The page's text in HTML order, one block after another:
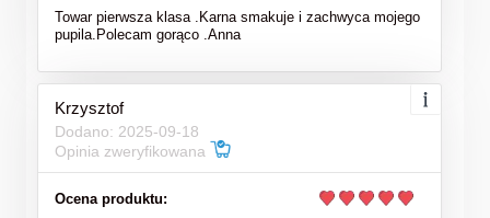
Towar pierwsza klasa .Karna smakuje i zachwyca mojego
pupila.Polecam gorąco .Anna
Krzysztof
Dodano: 2025-09-18
Opinia zweryfikowana
Ocena produktu: